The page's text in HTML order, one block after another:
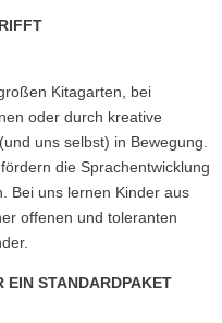
Kitagarten, bei
oder durch kreative
uns selbst) in Bewegung.
die Sprachentwicklung
Bei uns lernen Kinder aus
offenen und toleranten
EIN STANDARDPAKET